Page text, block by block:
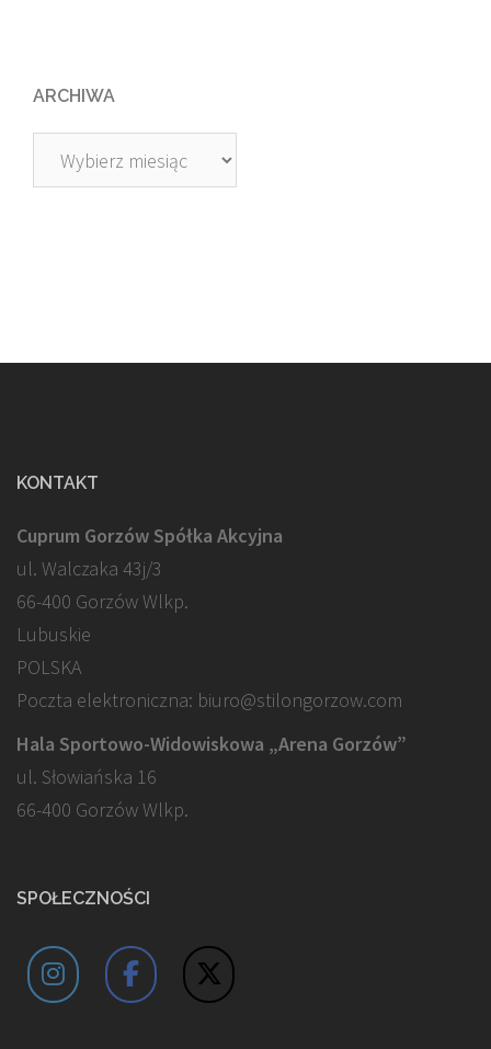
ARCHIWA
Archiwa
KONTAKT
Cuprum Gorzów Spółka Akcyjna
ul. Walczaka 43j/3
66-400 Gorzów Wlkp.
Lubuskie
POLSKA
Poczta elektroniczna: biuro@stilongorzow.com
Hala Sportowo-Widowiskowa „Arena Gorzów”
ul. Słowiańska 16
66-400 Gorzów Wlkp.
SPOŁECZNOŚCI